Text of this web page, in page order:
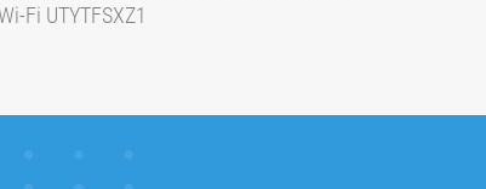
Fi UTYTFSXZ1